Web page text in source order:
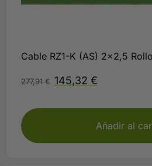
Cable RZ1-K (AS) 2×2,5
277,91€ 145,32 €
Añadir al